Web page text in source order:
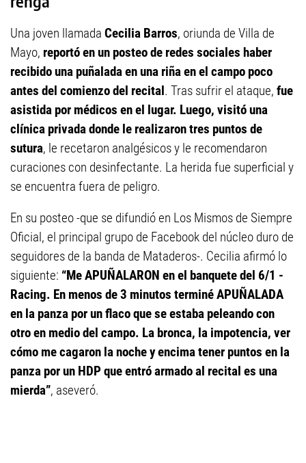
Una joven llamada Cecilia Barros, oriunda de Villa de
Mayo, reportó en un posteo de redes sociales haber
recibido una puñalada en una riña en el campo poco
antes del comienzo del recital. Tras sufrir el ataque, fue
asistida por médicos en el lugar. Luego, visitó una
clínica privada donde le realizaron tres puntos de
sutura, le recetaron analgésicos y le recomendaron
curaciones con desinfectante. La herida fue superficial y
se encuentra fuera de peligro.
En su posteo -que se difundió en Los Mismos de Siempre
Oficial, el principal grupo de Facebook del núcleo duro de
seguidores de la banda de Mataderos-. Cecilia afirmó lo
siguiente: “Me APUÑALARON en el banquete del 6/1 -
Racing. En menos de 3 minutos terminé APUÑALADA
en la panza por un flaco que se estaba peleando con
otro en medio del campo. La bronca, la impotencia, ver
cómo me cagaron la noche y encima tener puntos en la
panza por un HDP que entró armado al recital es una
mierda”, aseveró.